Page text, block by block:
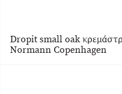
Dropit small oak
Normann Copenhagen